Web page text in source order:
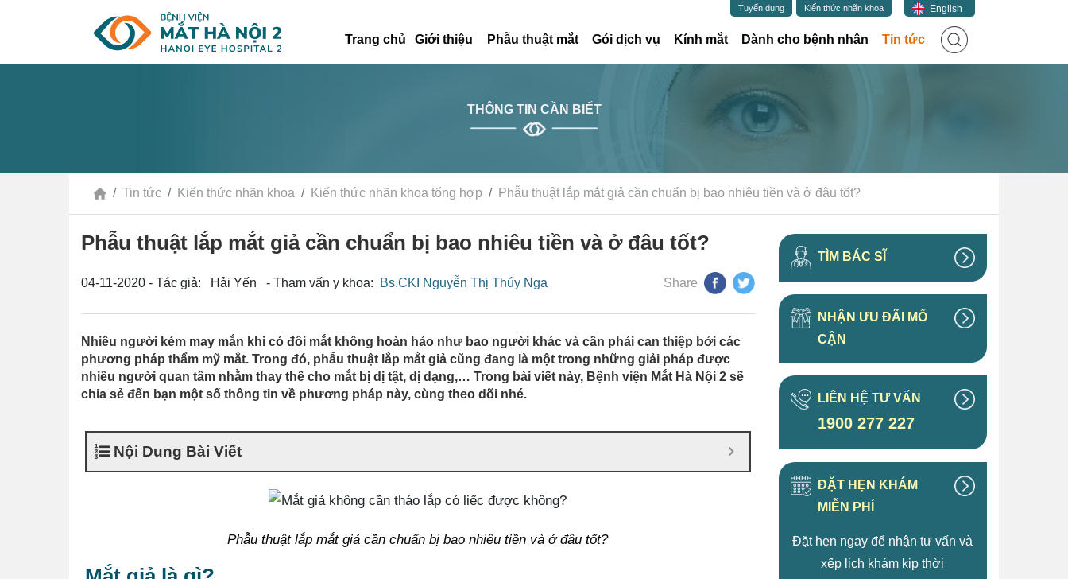
Trang chủ Giới thiệu Phẫu thuật mắt Gói dịch vụ Kính mắt Dành cho bệnh nhân Tin tức(current)
Tuyển dụng Kiến thức nhãn khoa English
THÔNG TIN CẦN BIẾT
Tin tức Kiến thức nhãn khoa Kiến thức nhãn khoa tổng hợp Phẫu thuật lắp mắt giả cần chuẩn bị bao nhiêu tiền và ở đâu tốt?
Phẫu thuật lắp mắt giả cần chuẩn bị bao nhiêu tiền và ở đâu tốt?
04-11-2020 - Tác giả: Hải Yến - Tham vấn y khoa: Bs.CKI Nguyễn Thị Thúy Nga Share
Nhiều người kém may mắn khi có đôi mắt không hoàn hảo như bao người khác và cần phải can thiệp bởi các
phương pháp thẩm mỹ mắt. Trong đó, phẫu thuật lắp mắt giả cũng đang là một trong những giải pháp được
nhiều người quan tâm nhằm thay thế cho mắt bị dị tật, dị dạng,… Trong bài viết này, Bệnh viện Mắt Hà Nội 2 sẽ
chia sẻ đến bạn một số thông tin về phương pháp này, cùng theo dõi nhé.
Nội Dung Bài Viết
Phẫu thuật lắp mắt giả cần chuẩn bị bao nhiêu tiền và ở đâu tốt?
TÌM BÁC SĨ
NHẬN ƯU ĐÃI MỔ
CẬN
LIÊN HỆ TƯ VẤN
1900 277 227
ĐẶT HẸN KHÁM
MIỄN PHÍ
Đặt hẹn ngay để nhận tư vấn và
xếp lịch khám kịp thời